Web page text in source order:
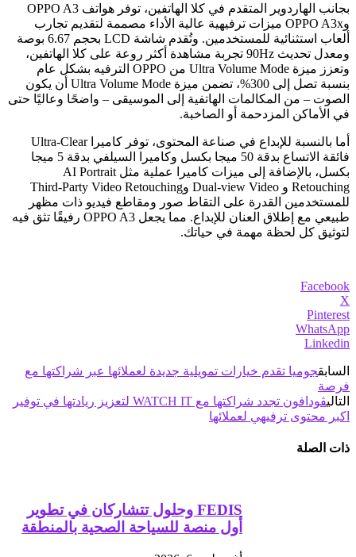
بجانب الهاردوير المتقدم في كلا الهاتفين، توفر هواتف OPPO A3
وOPPO A3x ميزات ترفيهية عالية الأداء مصممة لتقديم تجارب
ألعاب استثنائية للمستخدمين. وتُقدم شاشة LCD بحجم 6.67 بوصة
ومعدل تحديث 90Hz تجربة مشاهدة أكثر روعة على كلا الهاتفين،
وتعزز ميزة Ultra Volume Mode من OPPO الترفيه بشكل عام
بنسبة تصل إلى 300%، تضمن ميزة Ultra Volume Mode أن يكون
الصوت – من المكالمات الهاتفية إلى الموسيقى – واضحًا وعاليًا حتى
في الأماكن المزدحمة أو الصاخبة.
أما بالنسبة للإبداع في صناعة المحتوى، توفر كاميرا Ultra-Clear
فائقة الاتساع بدقة 50 ميجا بكسل وكاميرا السيلفي بدقة 5 ميجا
بكسل، بالإضافة إلى ميزات كاميرا عملية مثل AI Portrait
Retouching و Dual-view Video وThird-Party Video Retouching
للمستخدمين القدرة على التقاط صور ومقاطع فيديو ذات مظهر
طبيعي مع إطلاق العنان للإبداع. مما يجعل OPPO A3 رفيقًا تثق فيه
لتوثيق كل لحظة مهمة في حياتك.
Facebook
X
Pinterest
WhatsApp
Linkedin
السابقجوميا تقدم خيارات تمويلية جديدة لعملائها عبر شراكتها مع
فرصة
التالي
ڤودافون تجدد شراكتها مع WATCH IT لتعزيز ريادتها في توفير
اكبر محتوى ترفيهي لعملائها
ذات الصلة
FEDIS وحلول تتشاركان في تطوير
أول منصة للسياحة الصحية بالمنطقة